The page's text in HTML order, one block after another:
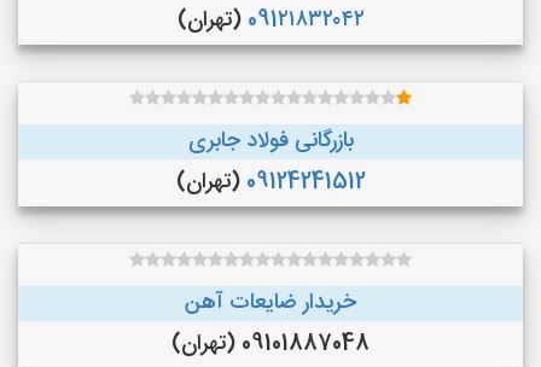
091۲۱۸۳۲۰۴۲ (تهران)
بازرگانی فولاد جابری
09124241512 (تهران)
خریدار ضایعات آهن
09101887048 (تهران)